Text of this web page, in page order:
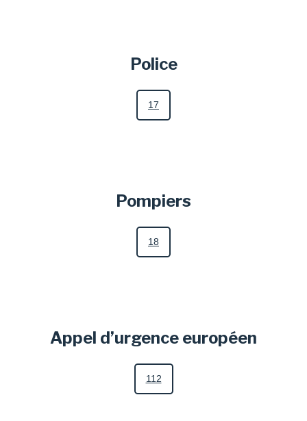
Police
17
Pompiers
18
Appel d’urgence européen
112